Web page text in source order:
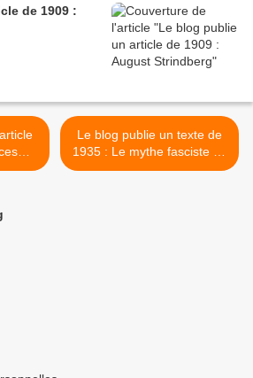
de 1909 :
sous
Le blog publie un texte de
1935 : Le mythe fasciste de
la littérature allemande. >